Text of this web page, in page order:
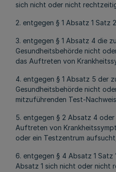
sich nicht oder nicht
2. entgegen § 1 Absatz 1 Satz
3. entgegen § 1 Absatz 4 die
Gesundheitsbehörde nicht
das Auftreten von
4. entgegen § 1 Absatz 5 der
Gesundheitsbehörde nicht
mitzuführenden Test-
5. entgegen § 2 Absatz 4
Auftreten von
oder ein Testzentrum aufsucht,
6. entgegen § 4 Absatz 1 Satz
Absatz 1 sich nicht oder nicht